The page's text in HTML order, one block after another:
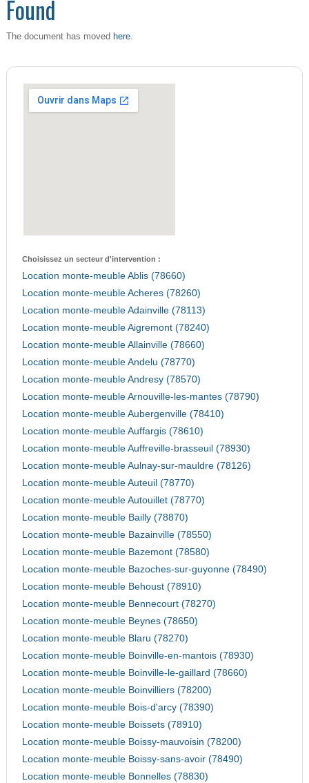
Found
The document has moved here.
Choisissez un secteur d'intervention :
Location monte-meuble Ablis (78660)
Location monte-meuble Acheres (78260)
Location monte-meuble Adainville (78113)
Location monte-meuble Aigremont (78240)
Location monte-meuble Allainville (78660)
Location monte-meuble Andelu (78770)
Location monte-meuble Andresy (78570)
Location monte-meuble Arnouville-les-mantes (78790)
Location monte-meuble Aubergenville (78410)
Location monte-meuble Auffargis (78610)
Location monte-meuble Auffreville-brasseuil (78930)
Location monte-meuble Aulnay-sur-mauldre (78126)
Location monte-meuble Auteuil (78770)
Location monte-meuble Autouillet (78770)
Location monte-meuble Bailly (78870)
Location monte-meuble Bazainville (78550)
Location monte-meuble Bazemont (78580)
Location monte-meuble Bazoches-sur-guyonne (78490)
Location monte-meuble Behoust (78910)
Location monte-meuble Bennecourt (78270)
Location monte-meuble Beynes (78650)
Location monte-meuble Blaru (78270)
Location monte-meuble Boinville-en-mantois (78930)
Location monte-meuble Boinville-le-gaillard (78660)
Location monte-meuble Boinvilliers (78200)
Location monte-meuble Bois-d'arcy (78390)
Location monte-meuble Boissets (78910)
Location monte-meuble Boissy-mauvoisin (78200)
Location monte-meuble Boissy-sans-avoir (78490)
Location monte-meuble Bonnelles (78830)